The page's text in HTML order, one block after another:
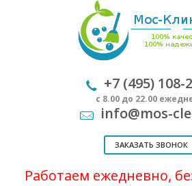
+7 (495) 108-
с 8.00 до 22.00
info@mos-
ЗАКАЗАТЬ ЗВОНОК
Работаем ежедневно,